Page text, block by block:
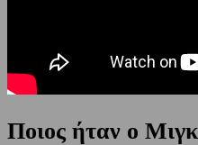
Ποιος ήταν ο